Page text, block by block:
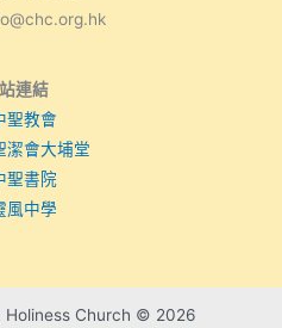
連結
聖教會
潔會大埔堂
聖書院
風中學
Holiness Church © 2026